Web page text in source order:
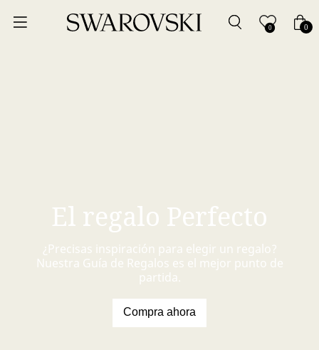
0 0
El regalo Perfecto
¿Precisas inspiración para elegir un regalo?
Nuestra Guía de Regalos es el mejor punto de
partida.
Compra ahora